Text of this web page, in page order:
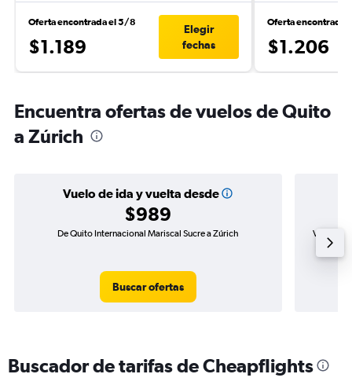
Oferta encontrada el 5/8
$1.189
Elegir
fechas
Oferta encontrada
$1.206
Encuentra ofertas de vuelos de Quito
a Zúrich
Vuelo de ida y vuelta desde
$989
De Quito Internacional Mariscal Sucre a Zúrich
Buscar ofertas
Vuelo de
Buscador de tarifas de Cheapflights